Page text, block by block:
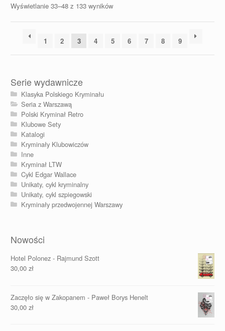
Wyświetlanie 33–48 z 133 wynikówPosortowane
1
2 3 4 5 6 7 8 9
Serie wydawnicze
Klasyka Polskiego Kryminału
Seria z Warszawą
Polski Kryminał Retro
Klubowe Sety
Katalogi
Kryminały Klubowiczów
Inne
Kryminał LTW
Cykl Edgar Wallace
Unikaty, cykl kryminalny
Unikaty, cykl szpiegowski
Kryminały przedwojennej Warszawy
Nowości
Hotel Polonez - Rajmund Szott
30,00 zł
Zaczęło się w Zakopanem - Paweł Borys Henelt
30,00 zł